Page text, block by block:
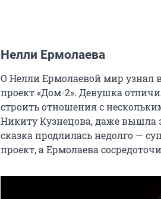
Нелли Ермолаева
О Нелли Ермолаевой мир узнал
проект «Дом-2». Девушка
строить отношения с
Никиту Кузнецова, даже вышла
сказка продлилась недолго —
проект, а Ермолаева